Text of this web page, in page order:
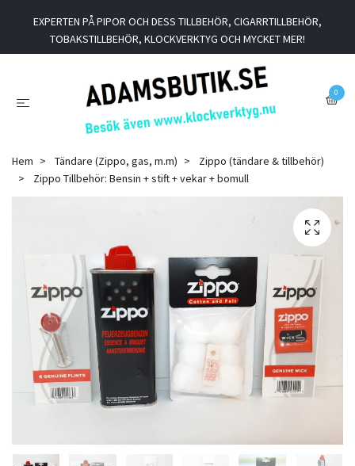
EXPERTEN PÅ PIPOR OCH DESS TILLBEHÖR, CIGARRTILLBEHÖR,
TOBAKSTILLBEHÖR, KLOCKVERKTYG OCH MYCKET MER!
0
Hem Tändare (Zippo, gas, m.m)
Zippo (tändare & tillbehör)
Zippo Tillbehör: Bensin + stift + vekar + bomull